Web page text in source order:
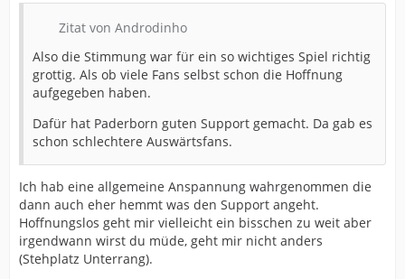
Zitat von Androdinho
Also die Stimmung war für ein so wichtiges Spiel richtig
grottig. Als ob viele Fans selbst schon die Hoffnung
aufgegeben haben.
Dafür hat Paderborn guten Support gemacht. Da gab es
schon schlechtere Auswärtsfans.
Ich hab eine allgemeine Anspannung wahrgenommen die
dann auch eher hemmt was den Support angeht.
Hoffnungslos geht mir vielleicht ein bisschen zu weit aber
irgendwann wirst du müde, geht mir nicht anders
(Stehplatz Unterrang).